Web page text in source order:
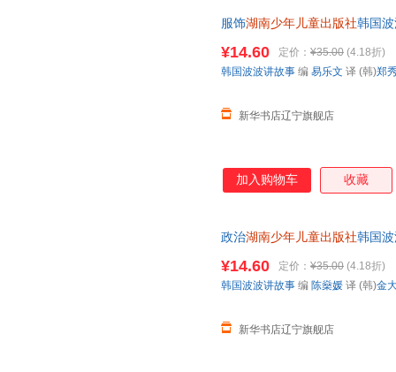
服饰湖南少年儿童出版社韩国
¥14.60 定价： ¥35.00 (4.18折)
新华书店辽宁旗舰店
韩国波波讲故事 编 易乐文 译 (韩)郑
加入购物车 收藏
政治湖南少年儿童出版社韩国
¥14.60 定价： ¥35.00 (4.18折)
新华书店辽宁旗舰店
韩国波波讲故事 编 陈燊媛 译 (韩)金